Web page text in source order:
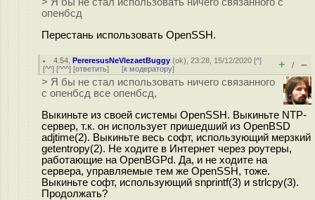
опенбсд
Перестань использовать OpenSSH.
4.54 ,PereresusNeVlezaetBuggy (ok), 23:28, 15/12/2020 [^]
[^^] [^^^] [ответить] [к модератору] + / –
> Я бы не стал использовать ничего связанного
с опенбсд все опенбсд,
Выкиньте из своей системы OpenSSH. Выкиньте NTP-
сервер, т.к. он использует пришедший из OpenBSD
adjtime(2). Выкиньте весь софт, использующий мерзкий
getentropy(2). Не ходите в Интернет через роутеры,
работающие на OpenBGPd. Да, и не ходите на
сервера, управляемые тем же OpenSSH, тоже.
Выкиньте софт, использующий snprintf(3) и strlcpy(3).
Продолжать?